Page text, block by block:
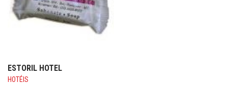
ESTORIL HOTEL
HOTÉIS